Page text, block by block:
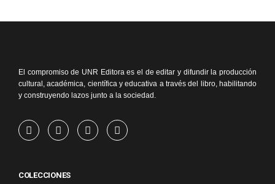
El compromiso de UNR Editora es el de editar y difundir la producción
cultural, académica, científica y educativa a través del libro, habilitando
y construyendo lazos junto a la sociedad.
COLECCIONES